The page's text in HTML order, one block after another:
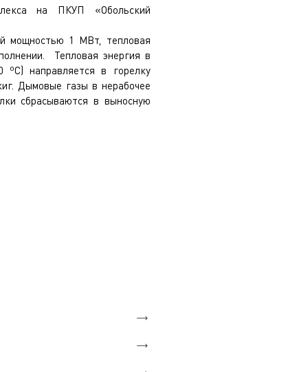
на ПКУП «Обольский
мощностью 1 МВт, тепловая
Тепловая энергия в
ºС) направляется в горелку
Дымовые газы в нерабочее
сбрасываются в выносную